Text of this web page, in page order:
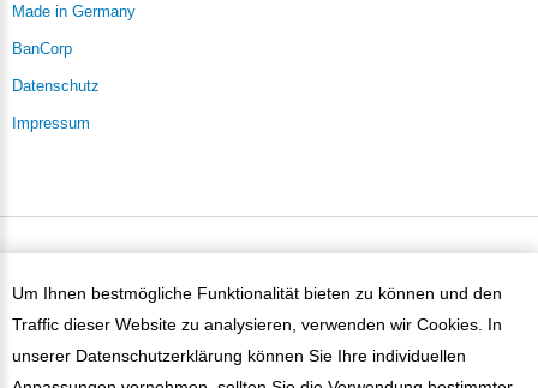
Um Ihnen bestmögliche Funktionalität bieten zu können und den
Traffic dieser Website zu analysieren, verwenden wir Cookies. In
unserer Datenschutzerklärung können Sie Ihre individuellen
Made in Germany
BanCorp
Datenschutz
Impressum